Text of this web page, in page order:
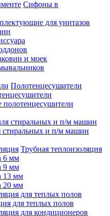
Сифоны в
для унитазов
и моек
Полотенцесушители
полотенцесушители
и п/м машин
Трубная теплоизоляция
6 мм
9 мм
13 мм
20 мм
для теплых полов